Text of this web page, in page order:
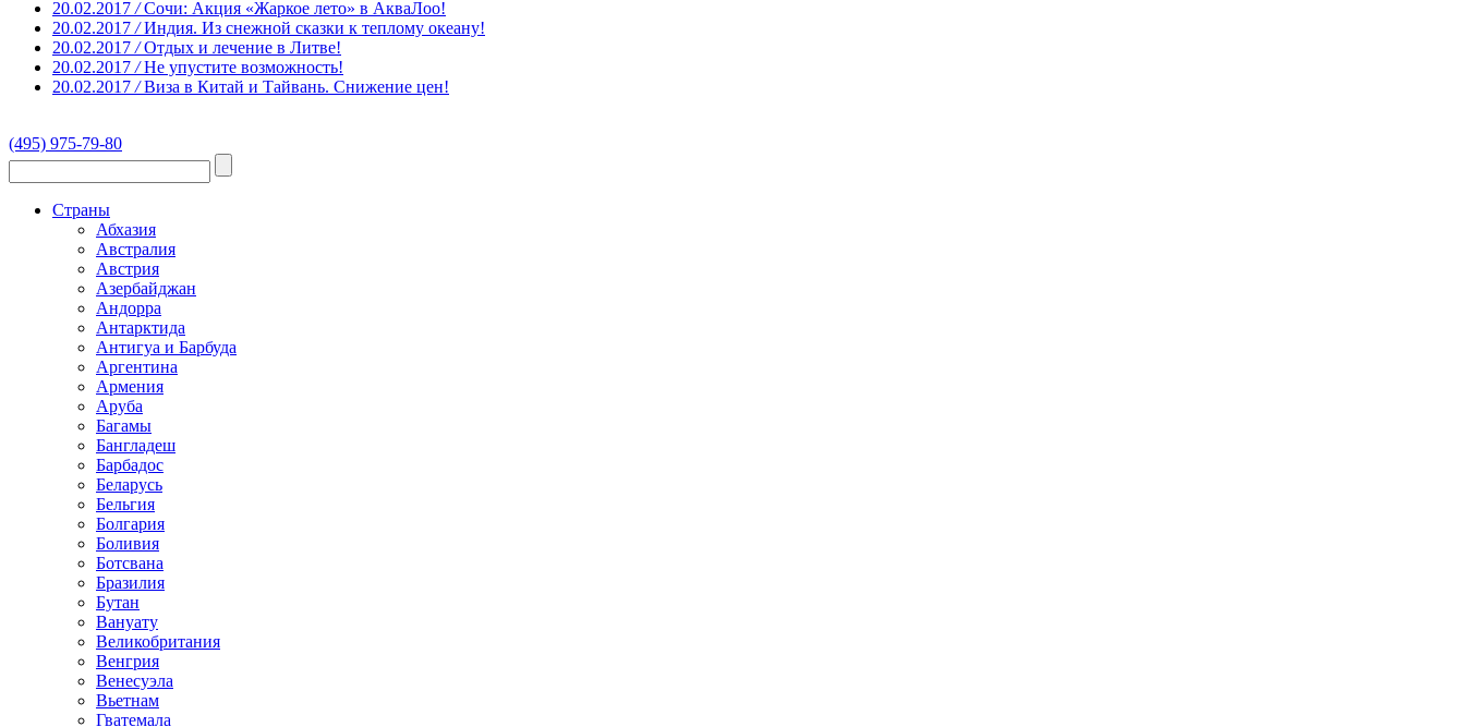
20.02.2017 / Сочи: Акция «Жаркое лето» в АкваЛоо!
20.02.2017 / Индия. Из снежной сказки к теплому океану!
20.02.2017 / Отдых и лечение в Литве!
20.02.2017 / Не упустите возможность!
20.02.2017 / Виза в Китай и Тайвань. Снижение цен!
(495) 975-79-80
Страны
Абхазия
Австралия
Австрия
Азербайджан
Андорра
Антарктида
Антигуа и Барбуда
Аргентина
Армения
Аруба
Багамы
Бангладеш
Барбадос
Беларусь
Бельгия
Болгария
Боливия
Ботсвана
Бразилия
Бутан
Вануату
Великобритания
Венгрия
Венесуэла
Вьетнам
Гватемала